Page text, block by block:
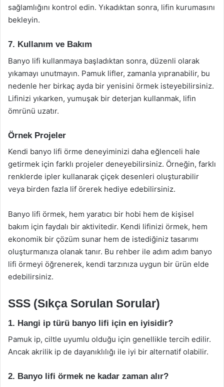
sağlamlığını kontrol edin. Yıkadıktan sonra, lifin kurumasını
bekleyin.
7. Kullanım ve Bakım
Banyo lifi kullanmaya başladıktan sonra, düzenli olarak
yıkamayı unutmayın. Pamuk lifler, zamanla yıpranabilir, bu
nedenle her birkaç ayda bir yenisini örmek isteyebilirsiniz.
Lifinizi yıkarken, yumuşak bir deterjan kullanmak, lifin
ömrünü uzatır.
Örnek Projeler
Kendi banyo lifi örme deneyiminizi daha eğlenceli hale
getirmek için farklı projeler deneyebilirsiniz. Örneğin, farklı
renklerde ipler kullanarak çiçek desenleri oluşturabilir
veya birden fazla lif örerek hediye edebilirsiniz.
Banyo lifi örmek, hem yaratıcı bir hobi hem de kişisel
bakım için faydalı bir aktivitedir. Kendi lifinizi örmek, hem
ekonomik bir çözüm sunar hem de istediğiniz tasarımı
oluşturmanıza olanak tanır. Bu rehber ile adım adım banyo
lifi örmeyi öğrenerek, kendi tarzınıza uygun bir ürün elde
edebilirsiniz.
SSS (Sıkça Sorulan Sorular)
1. Hangi ip türü banyo lifi için en iyisidir?
Pamuk ip, ciltle uyumlu olduğu için genellikle tercih edilir.
Ancak akrilik ip de dayanıklılığı ile iyi bir alternatif olabilir.
2. Banyo lifi örmek ne kadar zaman alır?